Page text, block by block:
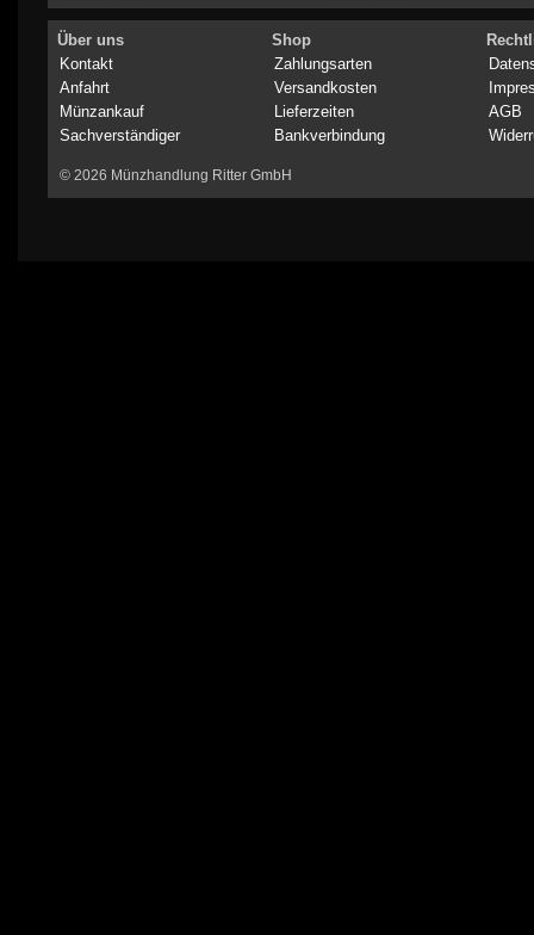
Über uns
Kontakt
Anfahrt
Münzankauf
Sachverständiger
Shop
Zahlungsarten
Versandkosten
Lieferzeiten
Bankverbindung
AGB
© 2026 Münzhandlung Ritter GmbH